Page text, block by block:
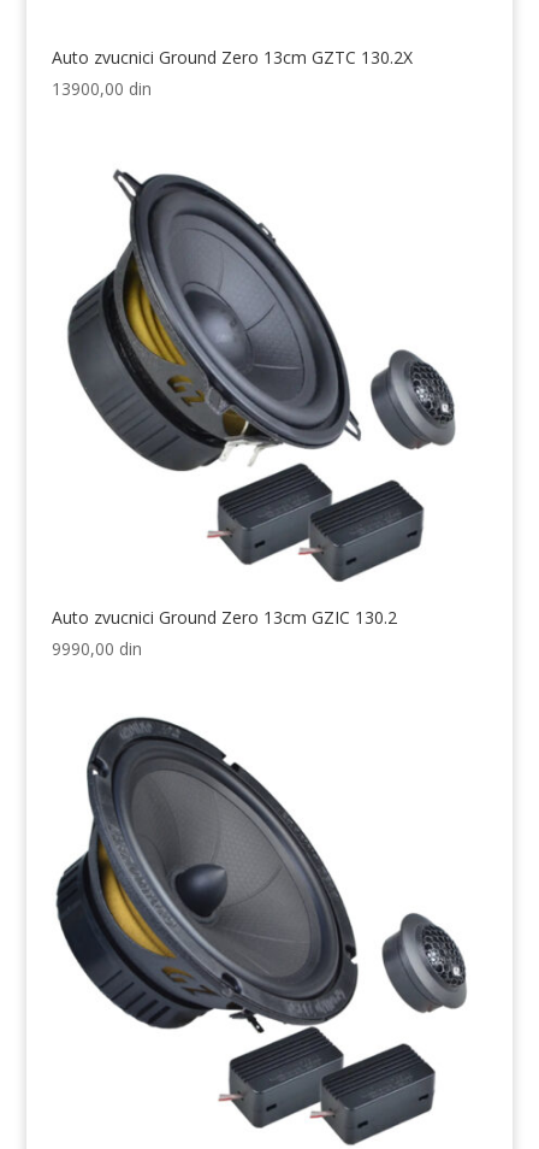
Auto zvucnici Ground Zero 13cm GZTC 130.2X
13900,00 din
Auto zvucnici Ground Zero 13cm GZIC 130.2
9990,00 din